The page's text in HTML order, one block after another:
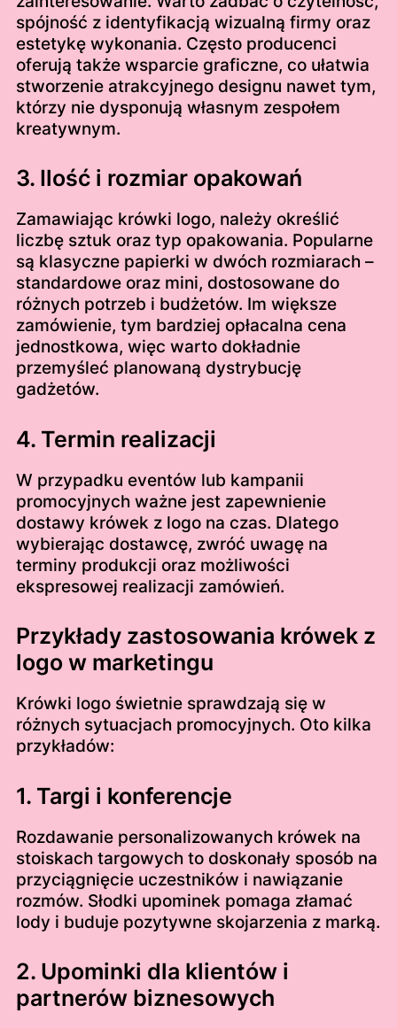
spójność z identyfikacją wizualną firmy oraz
estetykę wykonania. Często producenci
oferują także wsparcie graficzne, co ułatwia
stworzenie atrakcyjnego designu nawet tym,
którzy nie dysponują własnym zespołem
kreatywnym.
3. Ilość i rozmiar opakowań
Zamawiając krówki logo, należy określić
liczbę sztuk oraz typ opakowania. Popularne
są klasyczne papierki w dwóch rozmiarach –
standardowe oraz mini, dostosowane do
różnych potrzeb i budżetów. Im większe
zamówienie, tym bardziej opłacalna cena
jednostkowa, więc warto dokładnie
przemyśleć planowaną dystrybucję
gadżetów.
4. Termin realizacji
W przypadku eventów lub kampanii
promocyjnych ważne jest zapewnienie
dostawy krówek z logo na czas. Dlatego
wybierając dostawcę, zwróć uwagę na
terminy produkcji oraz możliwości
ekspresowej realizacji zamówień.
Przykłady zastosowania krówek z
logo w marketingu
Krówki logo świetnie sprawdzają się w
różnych sytuacjach promocyjnych. Oto kilka
przykładów:
1. Targi i konferencje
Rozdawanie personalizowanych krówek na
stoiskach targowych to doskonały sposób na
przyciągnięcie uczestników i nawiązanie
rozmów. Słodki upominek pomaga złamać
lody i buduje pozytywne skojarzenia z marką.
2. Upominki dla klientów i
partnerów biznesowych